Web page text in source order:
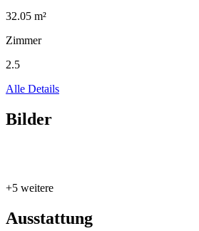
32.05 m²
Zimmer
2.5
Alle Details
Bilder
+5 weitere
Ausstattung